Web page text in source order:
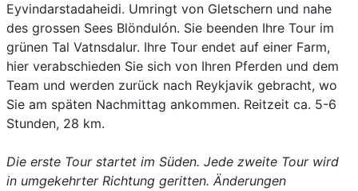
Eyvindarstadaheidi. Umringt von Gletschern und nahe
des grossen Sees Blöndulón. Sie beenden Ihre Tour im
grünen Tal Vatnsdalur. Ihre Tour endet auf einer Farm,
hier verabschieden Sie sich von Ihren Pferden und dem
Team und werden zurück nach Reykjavik gebracht, wo
Sie am späten Nachmittag ankommen. Reitzeit ca. 5-6
Stunden, 28 km.
Die erste Tour startet im Süden. Jede zweite Tour wird
in umgekehrter Richtung geritten. Änderungen